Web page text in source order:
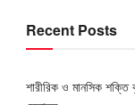
Recent Posts
শারীরিক ও মানসিক